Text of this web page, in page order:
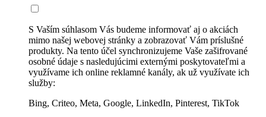
S Vaším súhlasom Vás budeme informovať aj o akciách
mimo našej webovej stránky a zobrazovať Vám príslušné
produkty. Na tento účel synchronizujeme Vaše zašifrované
osobné údaje s nasledujúcimi externými poskytovateľmi a
využívame ich online reklamné kanály, ak už využívate ich
služby:
Bing, Criteo, Meta, Google, LinkedIn, Pinterest, TikTok